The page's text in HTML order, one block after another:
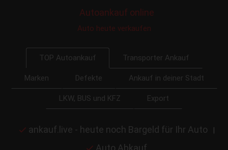
Autoankauf online
Auto heute verkaufen
TOP Autoankauf Transporter Ankauf
Marken Defekte Ankauf in deiner Stadt
LKW, BUS und KFZ Export
ankauf.live - heute noch Bargeld für Ihr Auto |
Auto Abkauf